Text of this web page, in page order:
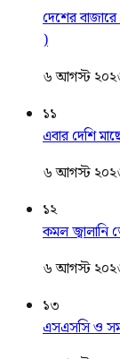
দেশের
)
৬ আগস্ট
১১
এবার দেশি
৬ আগস্ট
১২
কমল জ্বালানি
৬ আগস্ট
১৩
এসএসসি ও